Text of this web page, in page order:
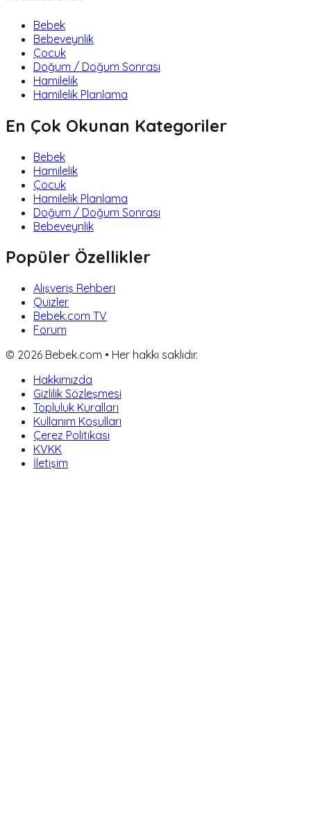
Bebek
Bebeveynlik
Çocuk
Doğum / Doğum Sonrası
Hamilelik
Hamilelik Planlama
En Çok Okunan Kategoriler
Bebek
Hamilelik
Çocuk
Hamilelik Planlama
Doğum / Doğum Sonrası
Bebeveynlik
Popüler Özellikler
Alışveriş Rehberi
Quizler
Bebek.com TV
Forum
© 2026 Bebek.com • Her hakkı saklıdır.
Hakkımızda
Gizlilik Sözleşmesi
Topluluk Kuralları
Kullanım Koşulları
Çerez Politikası
KVKK
İletişim